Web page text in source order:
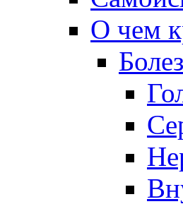
О чем